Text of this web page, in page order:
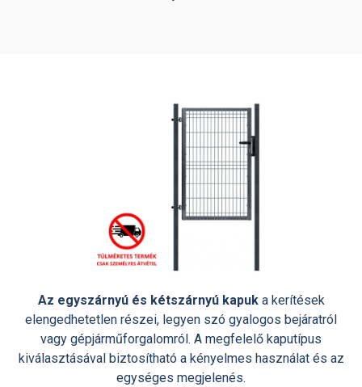
Az egyszárnyú és kétszárnyú kapuka kerítések
elengedhetetlen részei, legyen szó gyalogos bejáratról
vagy gépjárműforgalomról. A megfelelő kaputípus
kiválasztásával biztosítható a kényelmes használat és az
egységes megjelenés.